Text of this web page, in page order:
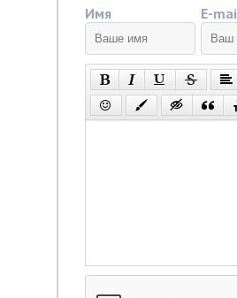
Имя E-